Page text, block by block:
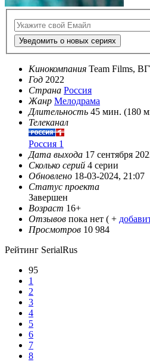
Уведомить о новых сериях
Кинокомпания Team Films,
Год 2022
Страна Россия
Жанр Мелодрама
Длительность 45 мин. (180
Телеканал
Россия 1
Дата выхода 17 сентября
Сколько серий 4 серии
Обновлено 18-03-2024, 21:07
Статус проекта
Завершен
Возраст 16+
Отзывов пока нет ( +
Просмотров 10 984
Рейтинг SerialRus
95
1
2
3
4
5
6
7
8